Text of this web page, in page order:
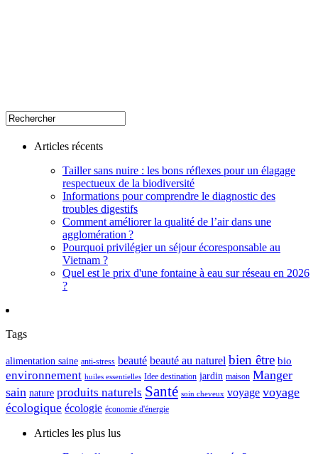
Articles récents
Tailler sans nuire : les bons réflexes pour un élagage
respectueux de la biodiversité
Informations pour comprendre le diagnostic des
troubles digestifs
Comment améliorer la qualité de l’air dans une
agglomération ?
Pourquoi privilégier un séjour écoresponsable au
Vietnam ?
Quel est le prix d'une fontaine à eau sur réseau en 2026
?
Tags
alimentation saine anti-stress beauté beauté au naturel bien être bio
environnement huiles essentielles Idee destination jardin maison Manger
sain nature produits naturels Santé soin cheveux voyage voyage
écologique écologie économie d'énergie
Articles les plus lus